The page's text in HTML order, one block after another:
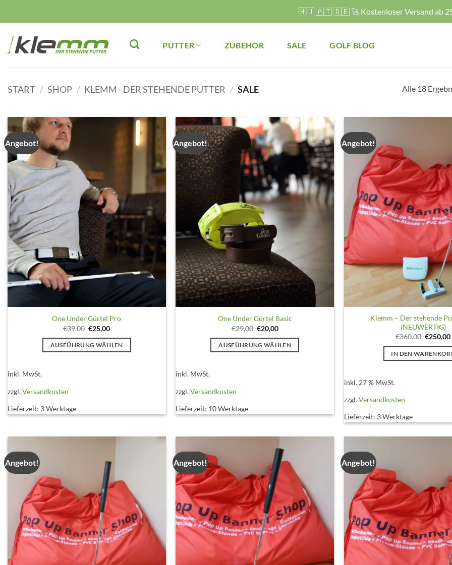
🇭🇺 🇦🇹 🇩🇪 🚀 Kostenloser Versand
PUTTER ZUBEHÖR SALE GOLF BLOG
START / SHOP / KLEMM - DER STEHENDE PUTTER / SALE Alle 18
Angebot!
One Under Gürtel Pro
€39,00 Ursprünglicher
Preis
war:
€39,00
€25,00Aktueller
ist:
€25,00.
AUSFÜHRUNG WÄHLEN
auf.
Optionen
Produktseite
gewählt
werden
inkl. MwSt.
zzgl.Versandkosten
Lieferzeit: 3 Werktage
Angebot!
One Under Gürtel Basic
€29,00 Ursprünglicher
Preis
war:
€29,00
€20,00Aktueller
ist:
€20,00.
AUSFÜHRUNG WÄHLEN
auf.
Optionen
können
der
Produktseite
gewählt
werden
inkl. MwSt.
zzgl.Versandkosten
Lieferzeit: 10 Werktage
Angebot!
Klemm – Der stehende
(NEUWERTIG)
€360,00
war:
€360,00
€250,00
IN DEN
inkl. 27 % MwSt.
zzgl.Versandkosten
Lieferzeit: 3 Werktage
Angebot! Angebot! Angebot!